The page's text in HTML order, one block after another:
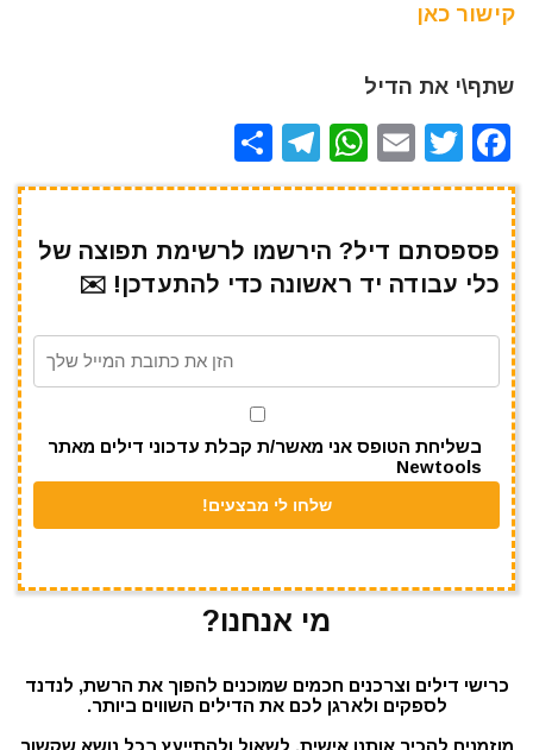
קישור כאן
שתף\י את הדיל
F
a
e
b
o
T
w
te
r
E
m
l
W
h
s
A
p
T
el
gr
a
m
h
e
פספסתם דיל? הירשמו לרשימת תפוצה של
כלי עבודה יד ראשונה כדי להתעדכן! ✉️
בשליחת הטופס אני מאשר/ת קבלת עדכוני דילים מאתר
Newtools
מי אנחנו?
כרישי דילים וצרכנים חכמים שמוכנים להפוך את הרשת, לנדנד
לספקים ולארגן לכם את הדילים השווים ביותר.
מוזמנים להכיר אותנו אישית, לשאול ולהתייעץ בכל נושא שקשור